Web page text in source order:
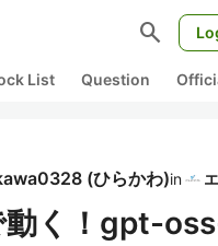
search
List Question
(ひらかわ)in
動く！gpt-